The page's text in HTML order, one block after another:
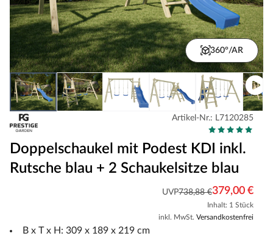
360°/AR
Artikel-Nr.: L7120285
Doppelschaukel mit Podest KDI inkl.
Rutsche blau + 2 Schaukelsitze blau
UVP738,88 €379,00 €
Inhalt: 1 Stück
inkl. MwSt. Versandkostenfrei
B x T x H: 309 x 189 x 219 cm